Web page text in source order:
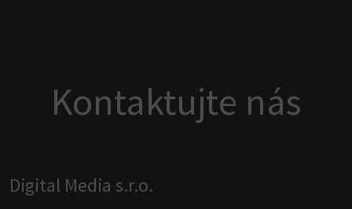
Kontaktujte nás
Digital Media s.r.o.